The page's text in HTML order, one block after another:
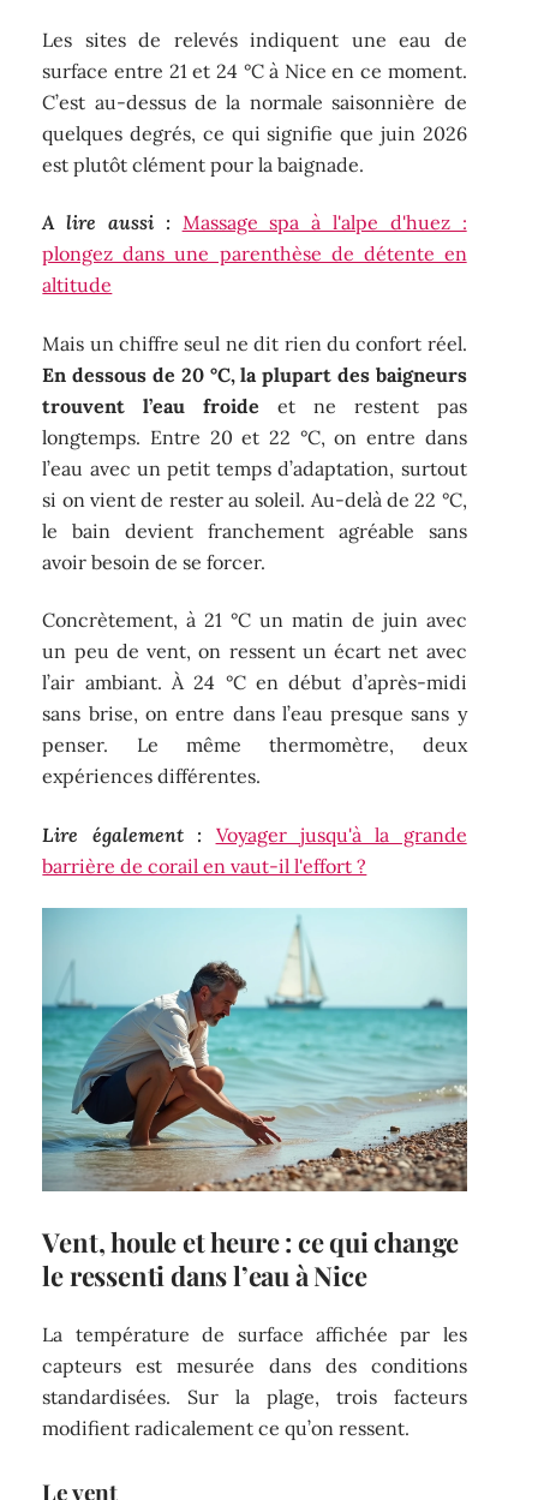
Les sites de relevés indiquent une eau de
surface entre 21 et 24 °C à Nice en ce moment.
C’est au-dessus de la normale saisonnière de
quelques degrés, ce qui signifie que juin 2026
est plutôt clément pour la baignade.
A lire aussi : Massage spa à l'alpe d'huez :
plongez dans une parenthèse de détente en
altitude
Mais un chiffre seul ne dit rien du confort réel.
En dessous de 20 °C, la plupart des baigneurs
trouvent l’eau froide et ne restent pas
longtemps. Entre 20 et 22 °C, on entre dans
l’eau avec un petit temps d’adaptation, surtout
si on vient de rester au soleil. Au-delà de 22 °C,
le bain devient franchement agréable sans
avoir besoin de se forcer.
Concrètement, à 21 °C un matin de juin avec
un peu de vent, on ressent un écart net avec
l’air ambiant. À 24 °C en début d’après-midi
sans brise, on entre dans l’eau presque sans y
penser. Le même thermomètre, deux
expériences différentes.
Lire également :
Voyager jusqu'à la grande
barrière de corail en vaut-il l'effort ?
Vent, houle et heure : ce qui change
le ressenti dans l’eau à Nice
La température de surface affichée par les
capteurs est mesurée dans des conditions
standardisées. Sur la plage, trois facteurs
modifient radicalement ce qu’on ressent.
Le vent